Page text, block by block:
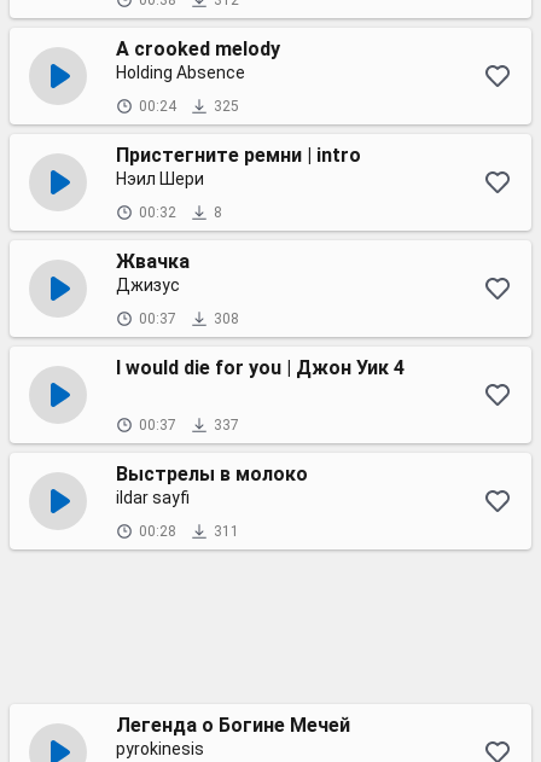
A crooked melody
Holding Absence
00:24 325
Пристегните ремни | intro
Нэил Шери
00:32 8
Жвачка
Джизус
00:37 308
I would die for you | Джон Уик 4
00:37 337
Выстрелы в молоко
ildar sayfi
00:28 311
Легенда о Богине Мечей
pyrokinesis